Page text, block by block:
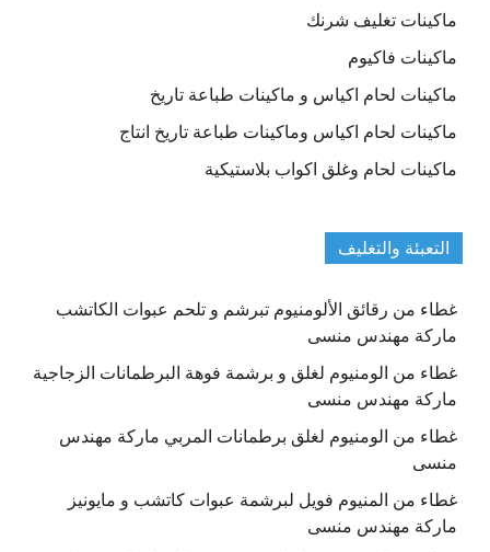
ماكينات تغليف شرنك
ماكينات فاكيوم
ماكينات لحام اكياس و ماكينات طباعة تاريخ
ماكينات لحام اكياس وماكينات طباعة تاريخ انتاج
ماكينات لحام وغلق اكواب بلاستيكية
التعبئة والتغليف
غطاء من رقائق الألومنيوم تبرشم و تلحم عبوات الكاتشب
ماركة مهندس منسى
غطاء من الومنيوم لغلق و برشمة فوهة البرطمانات الزجاجية
ماركة مهندس منسى
غطاء من الومنيوم لغلق برطمانات المربي ماركة مهندس
منسى
غطاء من المنيوم فويل لبرشمة عبوات كاتشب و مايونيز
ماركة مهندس منسى